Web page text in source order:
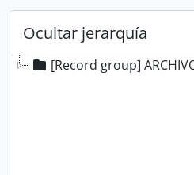
Ocultar jerarquía
[Record group]